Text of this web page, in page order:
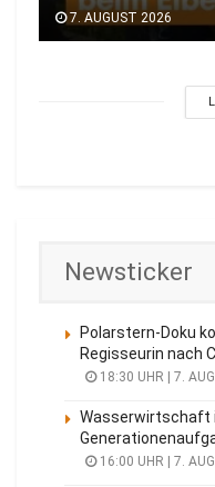
7. AUGUST 2026
Newsticker
Polarstern-Doku
Regisseurin nach
18:30 UHR | 7.
Wasserwirtschaft
16:00 UHR | 7.